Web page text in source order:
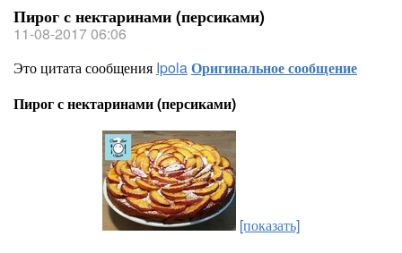
Пирог с нектаринами (персиками)
11-08-2017 06:06
Это цитата сообщения IpolaОригинальное сообщение
Пирог с нектаринами (персиками)
[показать]